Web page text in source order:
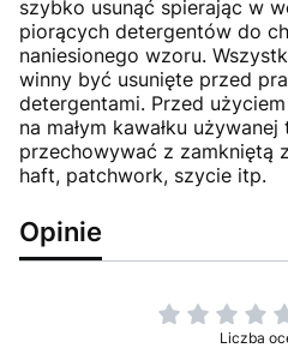
szybko usunąć spierając w
piorących detergentów do
naniesionego wzoru.
winny być usunięte przed
detergentami. Przed
na małym kawałku
przechowywać z zamkniętą
haft, patchwork, szycie itp.
Opinie
Liczba